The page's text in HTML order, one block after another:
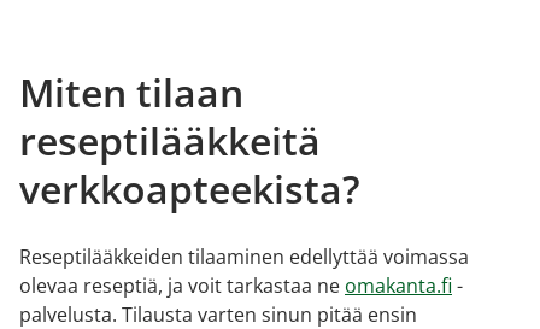
Miten tilaan
reseptilääkkeitä
verkkoapteekista?
Reseptilääkkeiden tilaaminen edellyttää voimassa
olevaa reseptiä, ja voit tarkastaa ne omakanta.fi -
palvelusta. Tilausta varten sinun pitää ensin